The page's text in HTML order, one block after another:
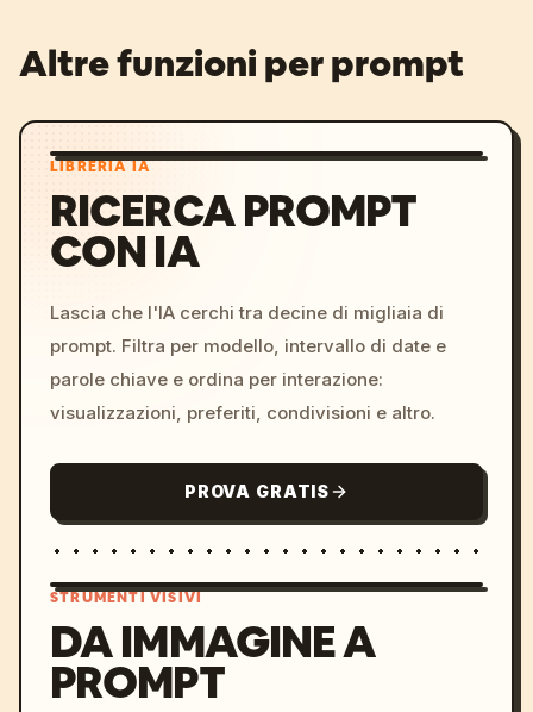
Altre funzioni per prompt
LIBRERIA IA
RICERCA PROMPT
CON IA
Lascia che l'IA cerchi tra decine di migliaia di
prompt. Filtra per modello, intervallo di date e
parole chiave e ordina per interazione:
visualizzazioni, preferiti, condivisioni e altro.
PROVA GRATIS
STRUMENTI VISIVI
DA IMMAGINE A
PROMPT